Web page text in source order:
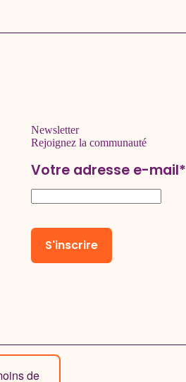
Newsletter
Rejoignez la communauté
Votre adresse e-mail*
de